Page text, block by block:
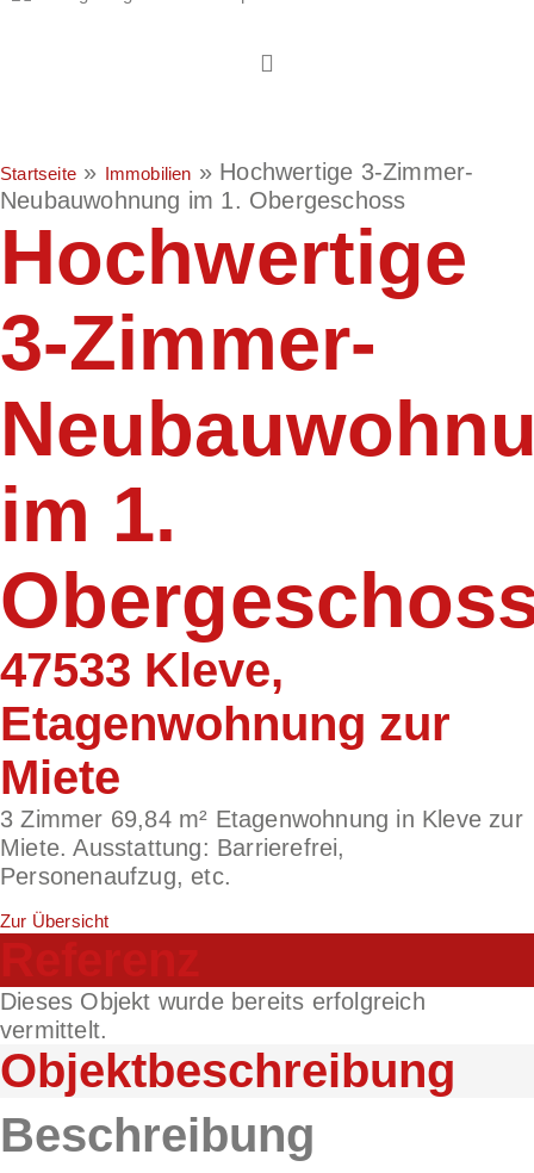
Startseite » Immobilien » Hochwertige 3-Zimmer-
Neubauwohnung im 1. Obergeschoss
Hochwertige
3-Zimmer-
im 1.
47533 Kleve,
Etagenwohnung zur
Miete
3 Zimmer 69,84 m² Etagenwohnung in Kleve zur
Miete. Ausstattung: Barrierefrei,
Personenaufzug, etc.
Zur Übersicht
Dieses Objekt wurde bereits erfolgreich
vermittelt.
Objekt­beschreibung
Beschreibung